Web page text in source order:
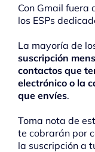
Con Gmail fuera
los ESPs
La mayoría de
suscripción
contactos que
electrónico o la
que envíes.
Toma nota de
te cobrarán por
la suscripción a